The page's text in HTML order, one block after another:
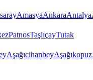
AmasyaAnkaraAntalya
PatnosTaşlıçayTutak
AşağıcihanbeyAşağıkopuz